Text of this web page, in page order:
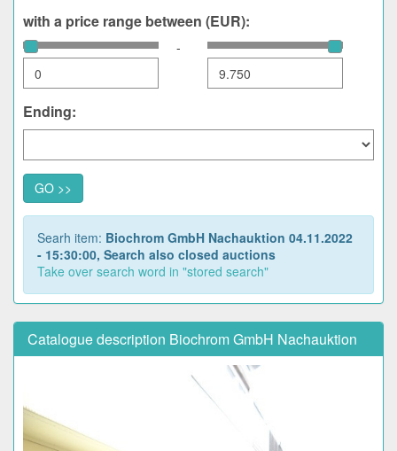
with a price range between (EUR):
-
Ending:
GO >>
Searh item: Biochrom GmbH Nachauktion 04.11.2022
- 15:30:00, Search also closed auctions
Take over search word in "stored search"
Catalogue description Biochrom GmbH Nachauktion